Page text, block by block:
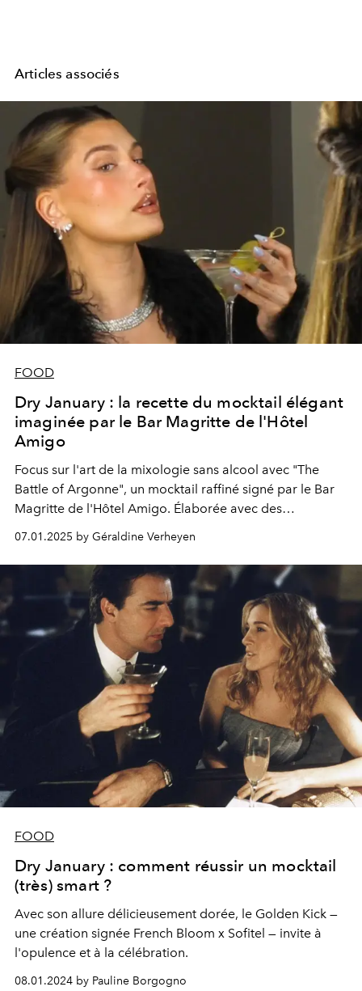
Articles associés
FOOD
Dry January : la recette du mocktail élégant
imaginée par le Bar Magritte de l'Hôtel
Amigo
Focus sur l'art de la mixologie sans alcool avec "The
Battle of Argonne", un mocktail raffiné signé par le Bar
Magritte de l'Hôtel Amigo. Élaborée avec des
équilibrées, cette création unique sublime le Dry
January avec élégance.
07.01.2025 by Géraldine Verheyen
FOOD
Dry January : comment réussir un mocktail
(très) smart ?
Avec son allure délicieusement dorée, le Golden Kick —
une création signée French Bloom x Sofitel — invite à
l'opulence et à la célébration.
08.01.2024 by Pauline Borgogno